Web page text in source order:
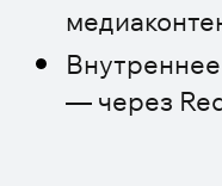
— через